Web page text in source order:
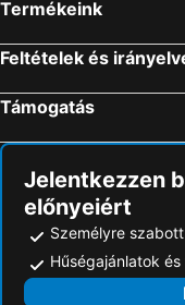
Bibione, Veneto Szállás
Lido di Jesolo, Veneto
Termékeink
Feltételek és
Támogatás
Jelentkezzen
előnyeiért
Személyre
Hűségajánlatok